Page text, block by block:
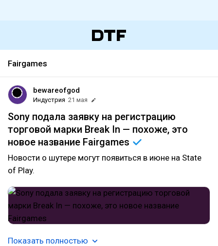
Fairgames
bewareofgod
Индустрия 21 мая
Sony подала заявку на регистрацию
торговой марки Break In — похоже, это
новое название Fairgames
Новости о шутере могут появиться в июне на State
of Play.
Показать полностью